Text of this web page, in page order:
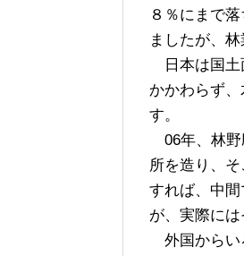
８％にまで
ましたが、
日本は国土
かかわらず
す。
06年、林野
所を造り、
すれば、中
が、実際には
外国からい